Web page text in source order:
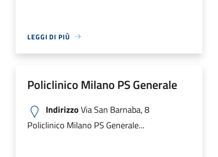
LEGGI DI PIÙ
Policlinico Milano PS Generale
IndirizzoVia San Barnaba, 8
Policlinico Milano PS Generale...